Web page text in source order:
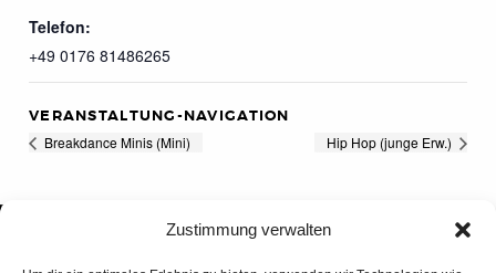
Zustimmung verwalten
Telefon:
+49 0176 81486265
VERANSTALTUNG-NAVIGATION
Breakdance Minis (Mini) Hip Hop (junge Erw.)